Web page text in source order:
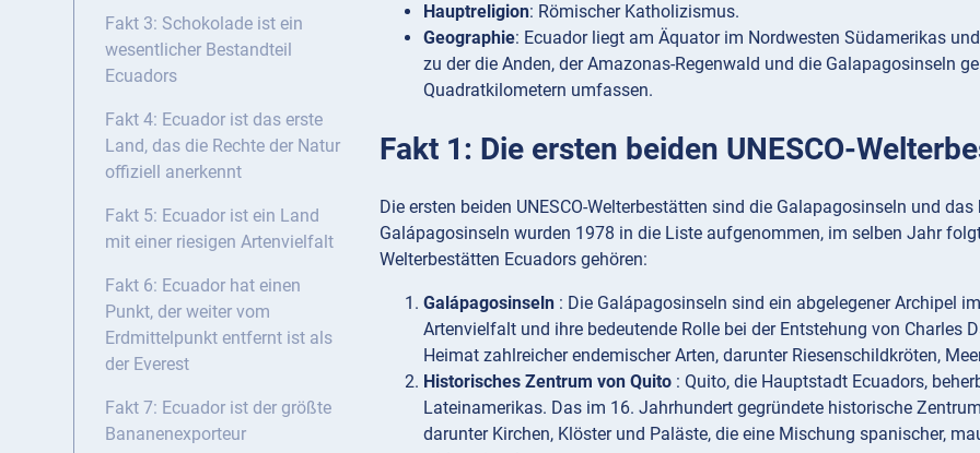
Fakt 3: Schokolade ist ein
wesentlicher Bestandteil
Ecuadors
Fakt 4: Ecuador ist das erste
Land, das die Rechte der Natur
offiziell anerkennt
Fakt 5: Ecuador ist ein Land
mit einer riesigen Artenvielfalt
Fakt 6: Ecuador hat einen
Punkt, der weiter vom
Erdmittelpunkt entfernt ist als
der Everest
Fakt 7: Ecuador ist der größte
Bananenexporteur
Hauptreligion: Römischer Katholizismus.
Geographie: Ecuador liegt am Äquator im Nordwesten Südamerikas
zu der die Anden, der Amazonas-Regenwald und die Galapagosinseln
Quadratkilometern umfassen.
Fakt 1: Die ersten beiden UNESCO-
Die ersten beiden UNESCO-Welterbestätten sind die Galapagosinseln und
Galápagosinseln wurden 1978 in die Liste aufgenommen, im selben Jahr
Welterbestätten Ecuadors gehören:
Galápagosinseln : Die Galápagosinseln sind ein abgelegener Archipel
Artenvielfalt und ihre bedeutende Rolle bei der Entstehung von Charles
Heimat zahlreicher endemischer Arten, darunter Riesenschildkröten,
Historisches Zentrum von Quito : Quito, die Hauptstadt Ecuadors,
Lateinamerikas. Das im 16. Jahrhundert gegründete historische
darunter Kirchen, Klöster und Paläste, die eine Mischung spanischer,